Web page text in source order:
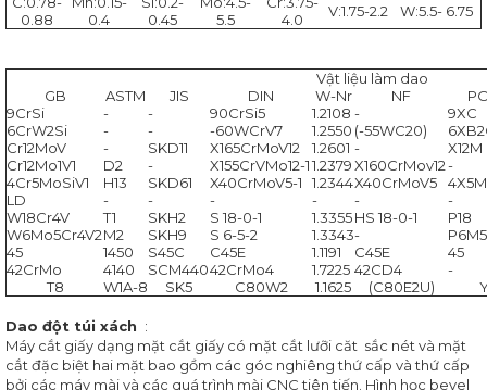
BÌ
NGÀNH
NHỰA
DAO
NGÀNH
GỖ
DAO
CẮT
DAO
VẢI
DAO
0.88
0.4
0.45
5.5
4.0
V:1.75-2.2 W:5.5- 6.75
Vật liệu làm dao
GB
ASTM JIS DIN W-Nr NF
9CrSi
- - 90CrSi5 1.2108 -
9XC
6CrW2Si
- - -60WCrV7 1.2550 (-55WC20)
Cr12MoV
- SKD11 X165CrMoV12 1.2601 -
X12M
Cr12Mo1V1
D2 - X155CrVMo12-11.2379X160CrMov12-
4Cr5MoSiV1
H13 SKD61 X40CrMoV5-1 1.2344X40CrMoV5
LD
- - - - -
-
W18Cr4V
T1 SKH2 S 18-0-1 1.3355HS 18-0-1
P18
W6Mo5Cr4V2M2 SKH9 S 6-5-2 1.3343-
P6M5
45
1450 S45C C45E 1.1191 C45E
45
42CrMo
4140 SCM44042CrMo4 1.7225 42CD4
-
T8
W1A-8 SK5 C80W2 1.1625 (C80E2U)
Dao đột túi xách :
Máy cắt giấy dạng mặt cắt giấy có mặt cắt lưỡi căt sắc nét và mặt
cắt đặc biệt hai mặt bao gồm các góc nghiêng thứ cấp và thứ cấp
bởi các máy mài và các quá trình mài CNC tiên tiến. Hình học bevel